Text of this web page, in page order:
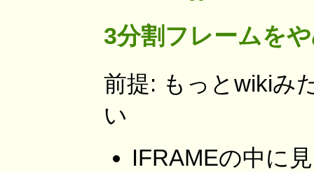
3分割フレームを
前提: もっとwikiみ
い
IFRAMEの中に